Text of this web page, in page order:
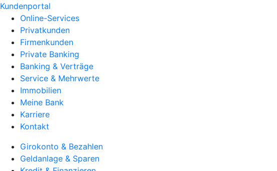
Kundenportal
Online-Services
Privatkunden
Firmenkunden
Private Banking
Banking & Verträge
Service & Mehrwerte
Immobilien
Meine Bank
Karriere
Kontakt
Girokonto & Bezahlen
Geldanlage & Sparen